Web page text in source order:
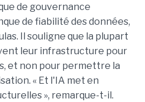
de gouvernance
de fiabilité des données,
Il souligne que la plupart
leur infrastructure pour
et non pour permettre la
« Et l'IA met en
», remarque-t-il.